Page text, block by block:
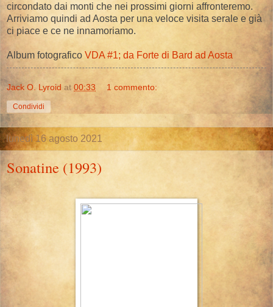
circondato dai monti che nei prossimi giorni affronteremo.
Arriviamo quindi ad Aosta per una veloce visita serale e già
ci piace e ce ne innamoriamo.
Album fotografico VDA #1; da Forte di Bard ad Aosta
Jack O. Lyroid at 00:33 1 commento:
Condividi
lunedì 16 agosto 2021
Sonatine (1993)